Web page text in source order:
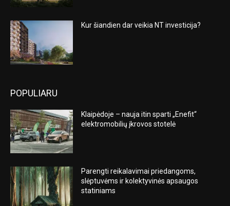
Kur šiandien dar veikia NT investicija?
POPULIARU
Klaipėdoje – nauja itin sparti „Enefit“
elektromobilių įkrovos stotelė
Parengti reikalavimai priedangoms,
slėptuvėms ir kolektyvinės apsaugos
statiniams